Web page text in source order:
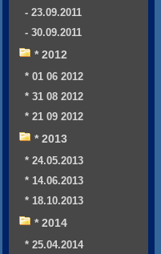
- 23.09.2011
- 30.09.2011
* 2012
* 01 06 2012
* 31 08 2012
* 21 09 2012
* 2013
* 24.05.2013
* 14.06.2013
* 18.10.2013
* 2014
* 25.04.2014